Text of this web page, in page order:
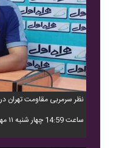
نظر سرمربی مقاومت تهران
ساعت 14:59 چهار شنبه ۱۱ مهر ۱۳۹۷